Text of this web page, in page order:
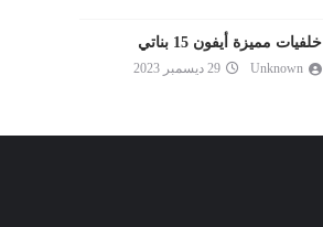
خلفيات مميزة أيفون 15 بناتي
Unknown 29 ديسمبر 2023